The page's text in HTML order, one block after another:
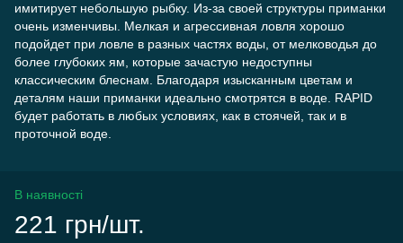
имитирует небольшую рыбку. Из-за своей структуры приманки
очень изменчивы. Мелкая и агрессивная ловля хорошо
подойдет при ловле в разных частях воды, от мелководья до
более глубоких ям, которые зачастую недоступны
классическим блеснам. Благодаря изысканным цветам и
деталям наши приманки идеально смотрятся в воде. RAPID
будет работать в любых условиях, как в стоячей, так и в
проточной воде.
В наявності
221 грн/шт.